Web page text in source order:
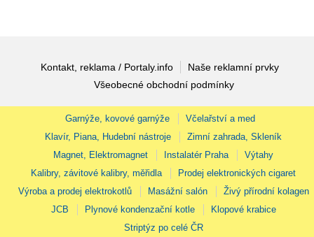
Kontakt, reklama / Portaly.info
Naše reklamní prvky
Všeobecné obchodní podmínky
Garnýže, kovové garnýže
Včelařství a med
Klavír, Piana, Hudební nástroje
Zimní zahrada, Skleník
Magnet, Elektromagnet
Instalatér Praha
Výtahy
Kalibry, závitové kalibry, měřidla
Prodej elektronických cigaret
Výroba a prodej elektrokotlů
Masážní salón
Živý přírodní kolagen
JCB
Plynové kondenzační kotle
Klopové krabice
Striptýz po celé ČR